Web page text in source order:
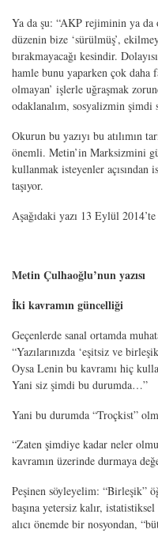
Ya da şu: “AKP rejiminin ya
düzenin bize ‘sürülmüş’,
bırakmayacağı kesindir.
hamle bunu yaparken çok daha
olmayan’ işlerle uğraşmak
odaklanalım, sosyalizmin şimdi
Okurun bu yazıyı bu atılımın
önemli. Metin’in Marksizmini
kullanmak isteyenler açısından
taşıyor.
Aşağıdaki yazı 13 Eylül
Metin Çulhaoğlu’nun yazısı
İki kavramın güncelliği
Geçenlerde sanal ortamda
“Yazılarınızda ‘eşitsiz ve
Oysa Lenin bu kavramı hiç
Yani siz şimdi bu durumda…”
Yani bu durumda “Troçkist”
“Zaten şimdiye kadar neler
kavramın üzerinde durmaya
Peşinen söyleyelim: “Birleşik”
başına yetersiz kalır,
alıcı önemde bir nosyondan,